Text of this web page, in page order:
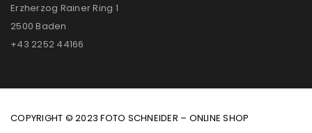
Erzherzog Rainer Ring 1
2500 Baden
+43 2252 44166
COPYRIGHT © 2023 FOTO SCHNEIDER – ONLINE SHOP